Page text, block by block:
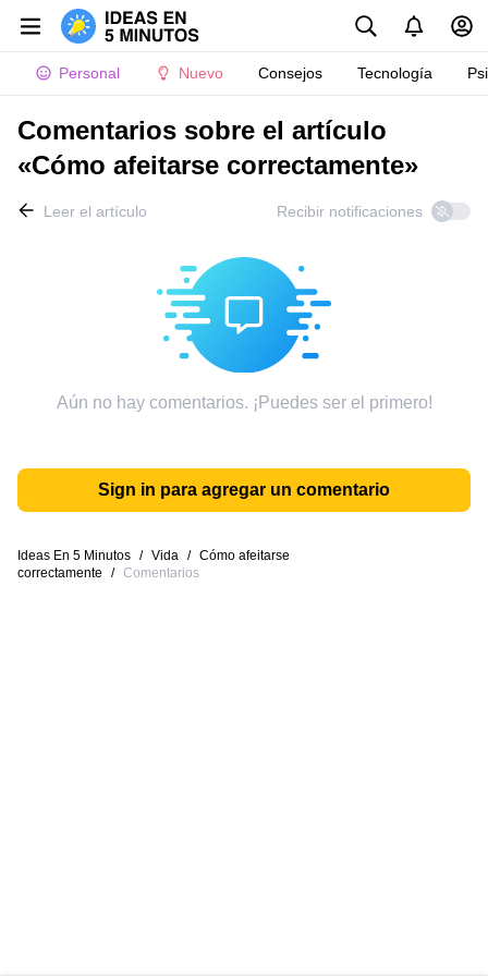
Personal Nuevo Consejos Tecnología
Comentarios sobre el artículo
«Cómo afeitarse correctamente»
Leer el artículo Recibir notificaciones
Aún no hay comentarios. ¡Puedes ser el primero!
Sign in para agregar un comentario
Ideas En 5 Minutos / Vida / Cómo afeitarse
correctamente
/ Comentarios